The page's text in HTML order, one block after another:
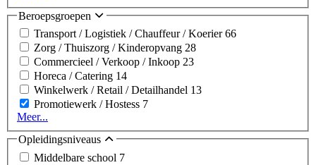
Beroepsgroepen
Transport / Logistiek / Chauffeur / Koerier66
Zorg / Thuiszorg / Kinderopvang 28
Commercieel / Verkoop / Inkoop 23
Horeca / Catering 14
Winkelwerk / Retail / Detailhandel 13
Promotiewerk / Hostess 7
Meer...
Opleidingsniveaus
Middelbare school 7